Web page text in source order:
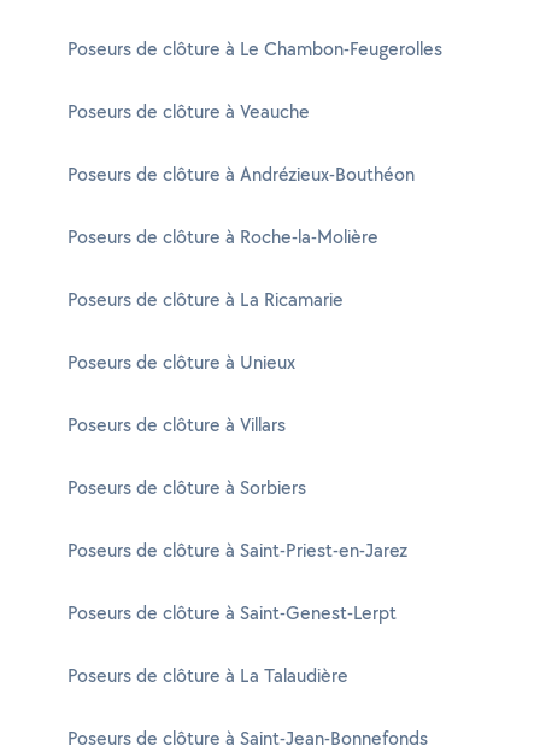
Poseurs de clôture à Le Chambon-Feugerolles
Poseurs de clôture à Veauche
Poseurs de clôture à Andrézieux-Bouthéon
Poseurs de clôture à Roche-la-Molière
Poseurs de clôture à La Ricamarie
Poseurs de clôture à Unieux
Poseurs de clôture à Villars
Poseurs de clôture à Sorbiers
Poseurs de clôture à Saint-Priest-en-Jarez
Poseurs de clôture à Saint-Genest-Lerpt
Poseurs de clôture à La Talaudière
Poseurs de clôture à Saint-Jean-Bonnefonds